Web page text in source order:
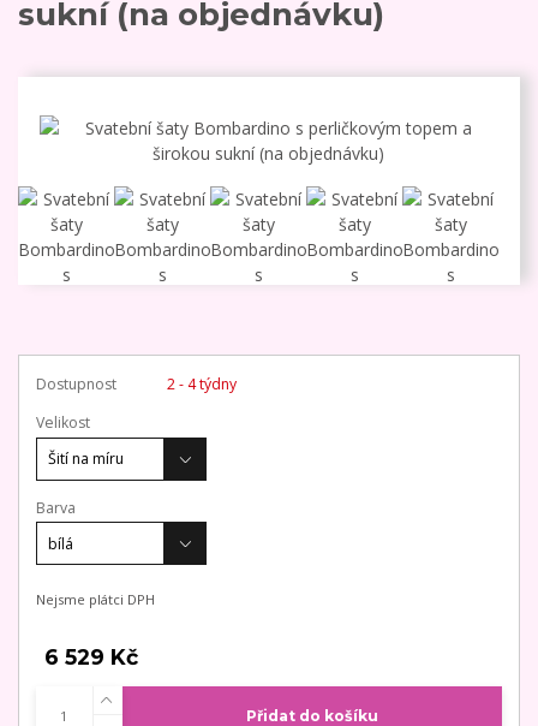
sukní (na objednávku)
Dostupnost
2 - 4 týdny
Velikost
Barva
Nejsme plátci DPH
6 529 Kč
Přidat do košíku